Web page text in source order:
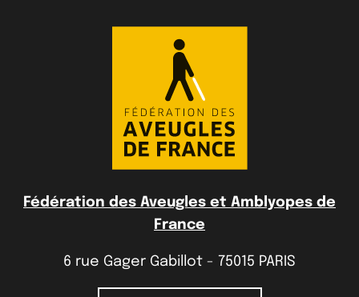
Fédération des Aveugles et Amblyopes de
France
6 rue Gager Gabillot - 75015 PARIS